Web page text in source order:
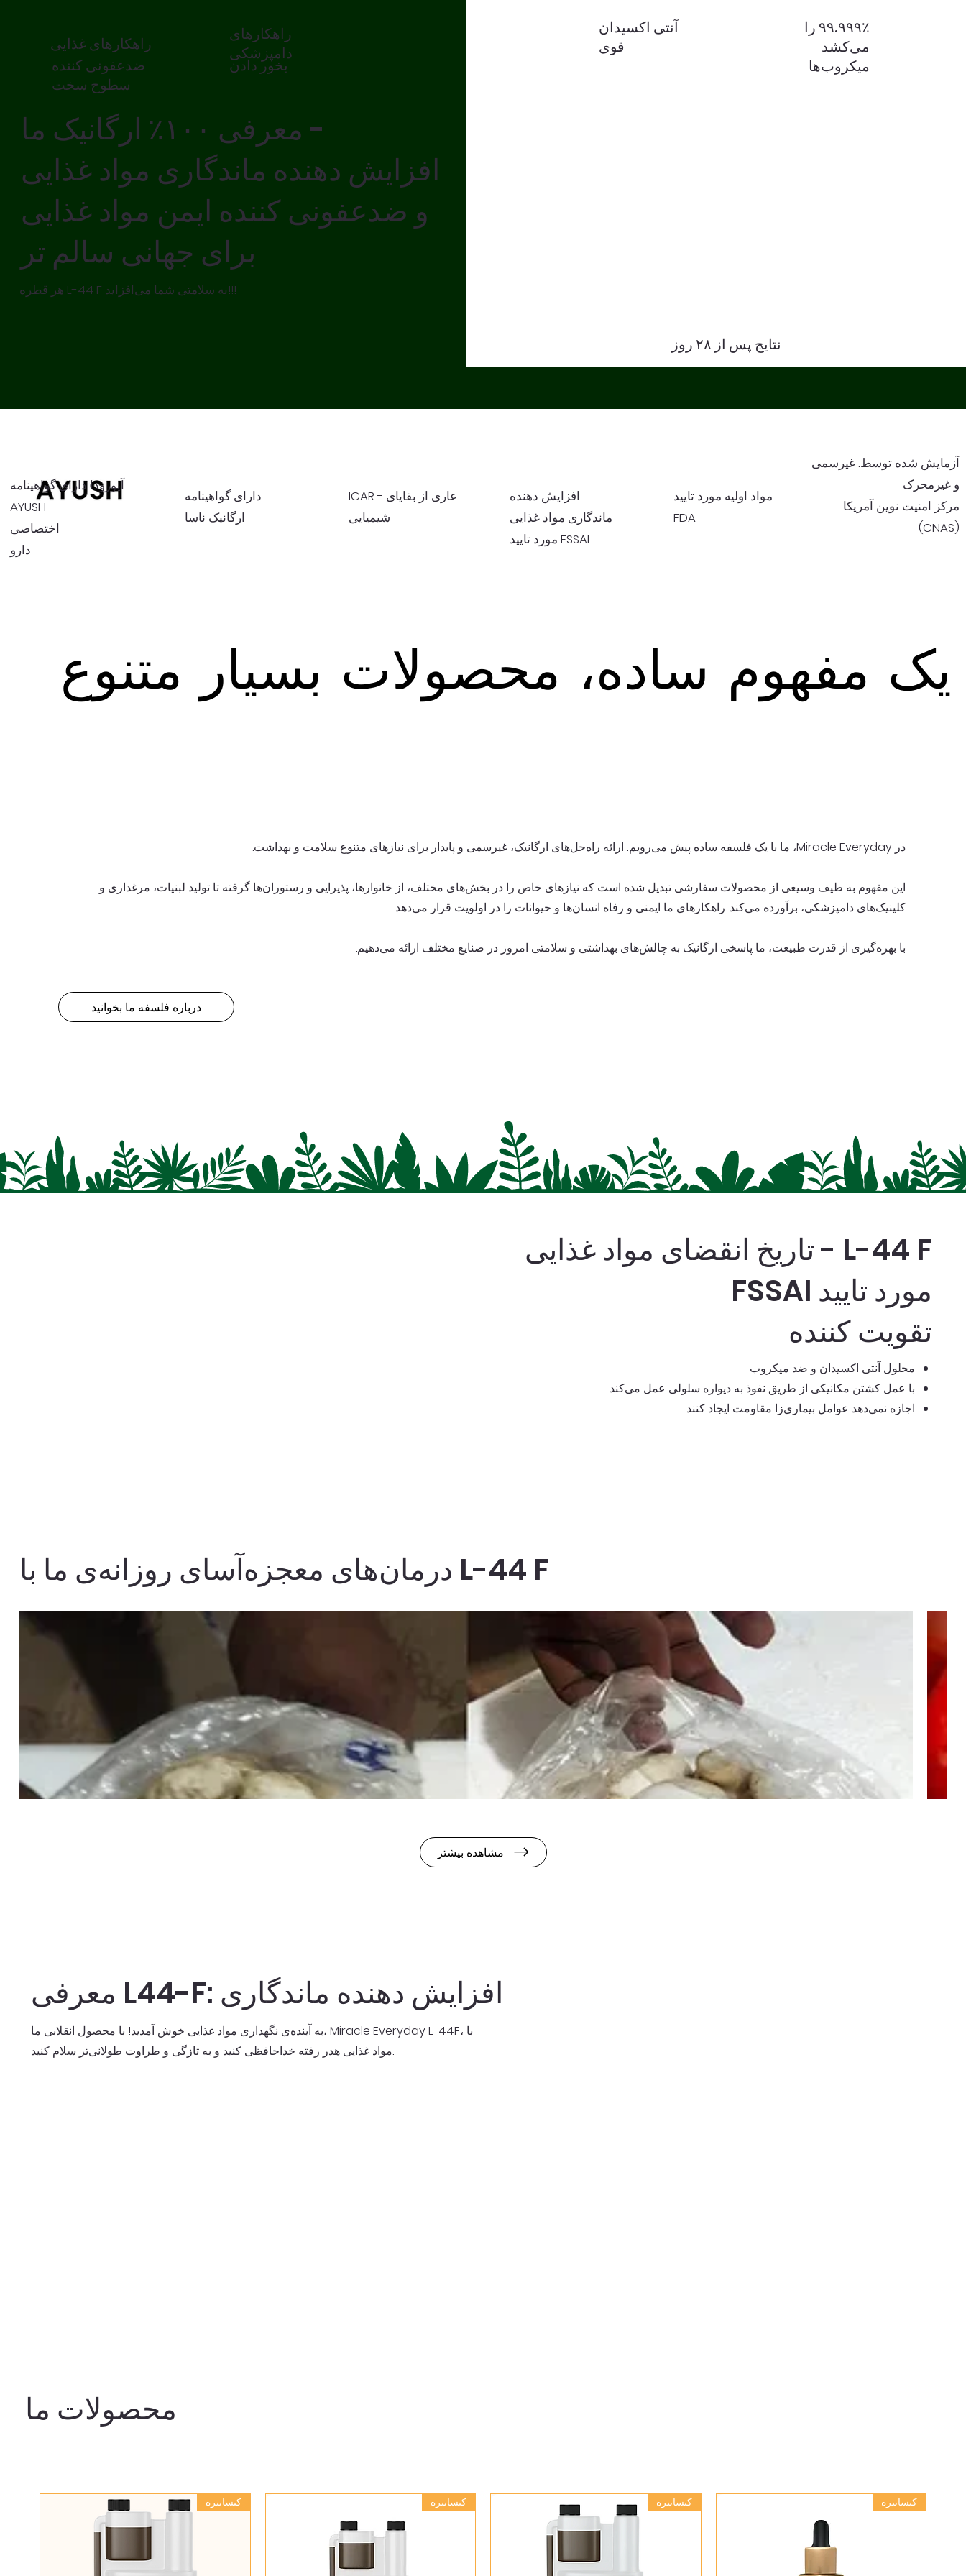
هر قطره L-44 F به سلامتی شما می‌افزاید!!!
۹۹.۹۹۹٪ را
می‌کشد
میکروب‌ها
آنتی اکسیدان
قوی
نتایج پس از ۲۸ روز
راهکارهای غذایی
راهکارهای
دامپزشکی
بخور دادن
ضدعفونی کننده
سطوح سخت
معرفی ۱۰۰٪ ارگانیک ما -
افزایش دهنده ماندگاری مواد غذایی
و ضدعفونی کننده ایمن مواد غذایی
برای جهانی سالم تر
افزایش دهنده
ماندگاری مواد غذایی
مورد تایید FSSAI
مواد اولیه مورد تایید
FDA
ICAR - عاری از بقایای
شیمیایی
دارای گواهینامه
ارگانیک ناسا
آزمایش شده توسط: غیرسمی
و غیرمحرک
مرکز امنیت نوین آمریکا
(CNAS)
آیورودا دارای گواهینامه
AYUSH
اختصاصی
دارو
یک مفهوم ساده، محصولات بسیار متنوع
یک مفهوم ساده، محصولات بسیار متنوع
در Miracle Everyday، ما با یک فلسفه ساده پیش می‌رویم: ارائه راه‌حل‌های ارگانیک، غیرسمی و پایدار برای نیازهای متنوع سلامت و بهداشت.
این مفهوم به طیف وسیعی از محصولات سفارشی تبدیل شده است که نیازهای خاص را در بخش‌های مختلف، از خانوارها، پذیرایی و رستوران‌ها گرفته تا تولید لبنیات، مرغداری و
کلینیک‌های دامپزشکی، برآورده می‌کند. راهکارهای ما ایمنی و رفاه انسان‌ها و حیوانات را در اولویت قرار می‌دهد.
با بهره‌گیری از قدرت طبیعت، ما پاسخی ارگانیک به چالش‌های بهداشتی و سلامتی امروز در صنایع مختلف ارائه می‌دهیم.
درباره فلسفه ما بخوانید
L-44 F - تاریخ انقضای مواد غذایی
مورد تایید FSSAI
تقویت کننده
محلول آنتی اکسیدان و ضد میکروب
با عمل کشتن مکانیکی از طریق نفوذ به دیواره سلولی عمل می‌کند.
اجازه نمی‌دهد عوامل بیماری‌زا مقاومت ایجاد کنند
درمان‌های معجزه‌آسای روزانه‌ی ما با L-44 F
مشاهده بیشتر
معرفی L44-F: افزایش دهنده ماندگاری
به آینده‌ی نگهداری مواد غذایی خوش آمدید! با محصول انقلابی ما، Miracle Everyday L-44F، با
مواد غذایی هدر رفته خداحافظی کنید و به تازگی و طراوت طولانی‌تر سلام کنید.
محصولات ما
کنسانتره کنسانتره کنسانتره کنسانتره